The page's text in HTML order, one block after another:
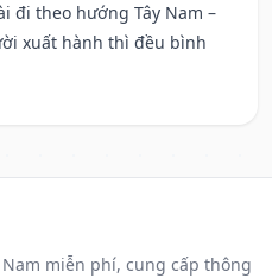
đi theo hướng Tây Nam –
xuất hành thì đều bình
miễn phí, cung cấp thông